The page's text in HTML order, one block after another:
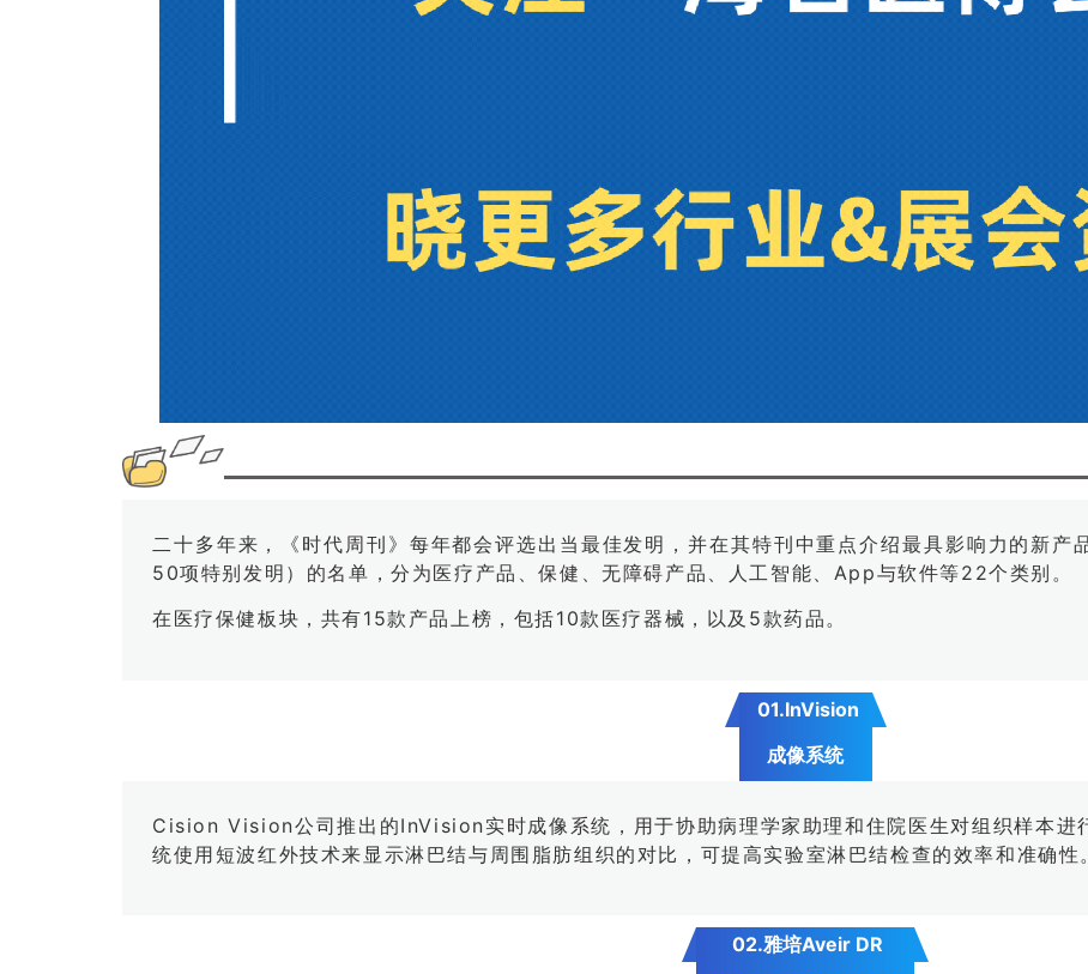
二十多年来，《时代周刊》每年都会评选出当最佳发明，并在其特刊中重点介绍最具影响力的新产
50项特别发明）的名单，分为医疗产品、保健、无障碍产品、人工智能、App与软件等22个类别。
在医疗保健板块，共有15款产品上榜，包括10款医疗器械，以及5款药品。
01.InVision
成像系统
Cision Vision公司推出的InVision实时成像系统，用于协助病理学家助理和住院医生对组织样本进
统使用短波红外技术来显示淋巴结与周围脂肪组织的对比，可提高实验室淋巴结检查的效率和准确性。
02.雅培Aveir DR